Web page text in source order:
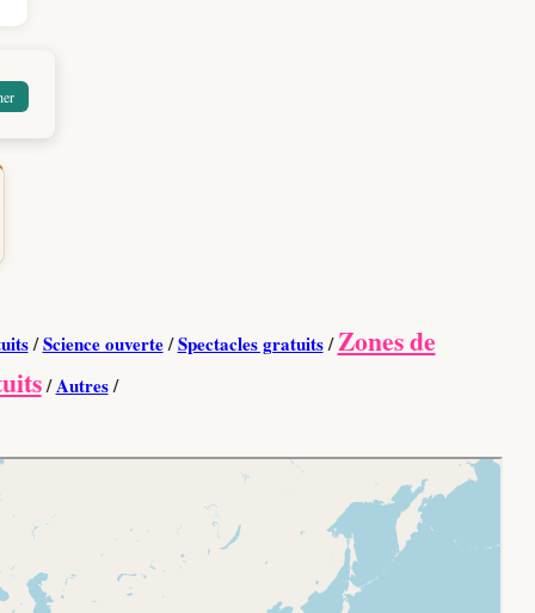
/Science ouverte/Spectacles gratuits/Zones de
/Autres/